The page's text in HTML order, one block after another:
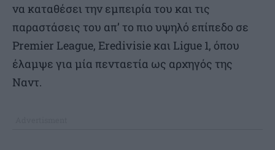
να καταθέσει την εμπειρία του και τις
παραστάσεις του απ’ το πιο υψηλό επίπεδο σε
Premier League, Eredivisie και Ligue 1, όπου
έλαμψε για μία πενταετία ως αρχηγός της
Ναντ.